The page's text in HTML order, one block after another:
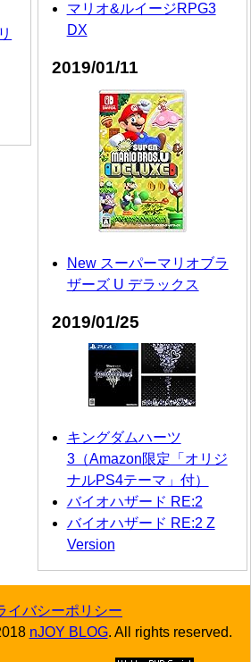
マリオ&ルイージRPG3
DX
2019/01/11
New スーパーマリオブラ
ザーズ U デラックス
2019/01/25
キングダムハーツ
3（Amazon限定「オリジ
ナルPS4テーマ」付）
バイオハザード RE:2
バイオハザード RE:2 Z
Version
イバシーポリシー
nJOY BLOG. All rights reserved.